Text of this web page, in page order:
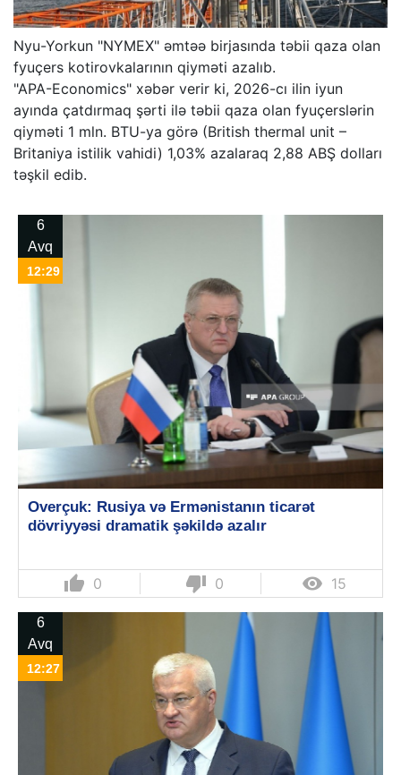
Nyu-Yorkun "NYMEX" əmtəə birjasında təbii qaza olan
fyuçers kotirovkalarının qiyməti azalıb.
"APA-Economics" xəbər verir ki, 2026-cı ilin iyun
ayında çatdırmaq şərti ilə təbii qaza olan fyuçerslərin
qiyməti 1 mln. BTU-ya görə (British thermal unit –
Britaniya istilik vahidi) 1,03% azalaraq 2,88 ABŞ dolları
təşkil edib.
6
Avq
12:29
Overçuk: Rusiya və Ermənistanın ticarət
dövriyyəsi dramatik şəkildə azalır
thumb_up 0 thumb_down 0  15
6
Avq
12:27